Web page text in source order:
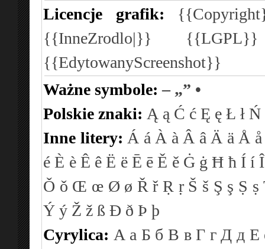
Licencje grafik:
{{InneZrodlo|}}
{{EdytowanyScreenshot}}
Ważne symbole:– „” •
Polskie znaki: Ą ą Ć ć Ę ę Ł ł Ń
Inne litery: Á á À à Â â Ä ä Å å
é È è Ê ê Ë ë Ē ē Ě ě Ġ ġ Ħ ħ Í í Î
Ǒ ǒ Œ œ Ø ø Ř ř Ṛ ṛ Š š Ş ş Ṣ ṣ
Ý ý Ž ž ß Ð ð Þ þ
Cyrylica: А а Б б В в Г г Д д Е